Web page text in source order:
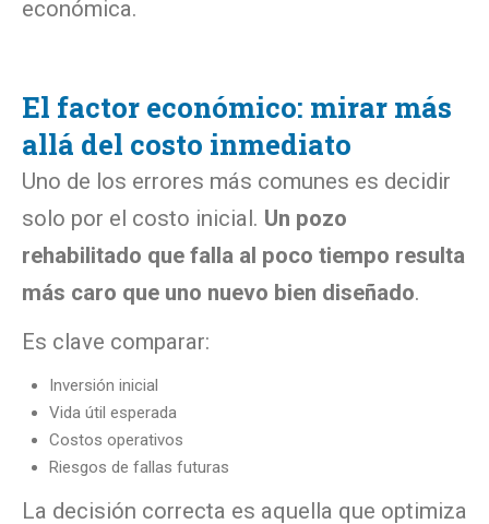
económica.
El factor económico: mirar más
allá del costo inmediato
Uno de los errores más comunes es decidir
solo por el costo inicial. Un pozo
rehabilitado que falla al poco tiempo resulta
más caro que uno nuevo bien diseñado.
Es clave comparar:
Inversión inicial
Vida útil esperada
Costos operativos
Riesgos de fallas futuras
La decisión correcta es aquella que optimiza